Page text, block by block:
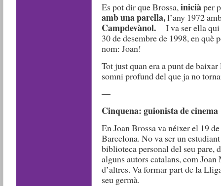
Es pot dir que Brossa,iniciàper
amb una parella,l’any 1972
Campdevànol.
I va ser ella
30 de desembre de 1998, en què
nom: Joan!
Tot just quan era a punt de
somni profund del que ja no
—
Cinquena: guionista de cinema
En Joan Brossa va néixer el 19
Barcelona. No va ser un
biblioteca personal del seu pare,
alguns autors catalans, com
d’altres. Va formar part de la
seu germà.